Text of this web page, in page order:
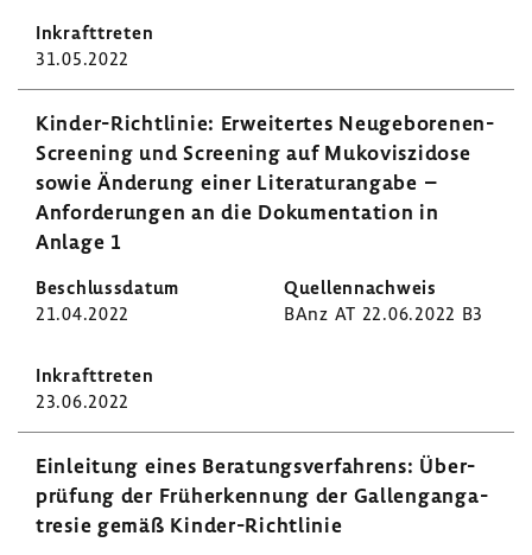
31.05.2022
Kinder-​Richtlinie: Erwei­tertes Neugeborenen-​
Screening und Scree­ning auf Muko­vis­zi­dose
sowie Ände­rung einer Lite­ra­tur­an­gabe –
Anfor­de­rungen an die Doku­men­ta­tion in
Anlage 1
21.04.2022 BAnz AT 22.06.2022 B3
23.06.2022
Einlei­tung eines Bera­tungs­ver­fah­rens: Über­
prü­fung der Früh­erken­nung der Gallen­g­an­ga­
t­resie gemäß Kinder-​Richtlinie